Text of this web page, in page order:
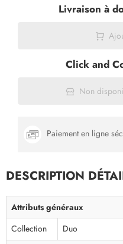
Livraison à
Click and
Non
Paiement en ligne
DESCRIPTION
Attributs généraux
Collection Duo